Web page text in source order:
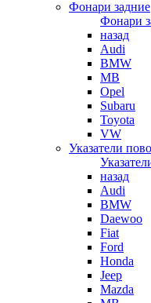
Фонари задние
Фонари
назад
Audi
BMW
MB
Opel
Subaru
Toyota
VW
Указатели
назад
Audi
BMW
Daewoo
Fiat
Ford
Honda
Jeep
Mazda